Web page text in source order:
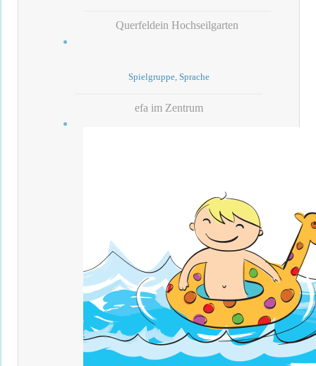
Querfeldein Hochseilgarten
Spielgruppe, Sprache
efa im Zentrum